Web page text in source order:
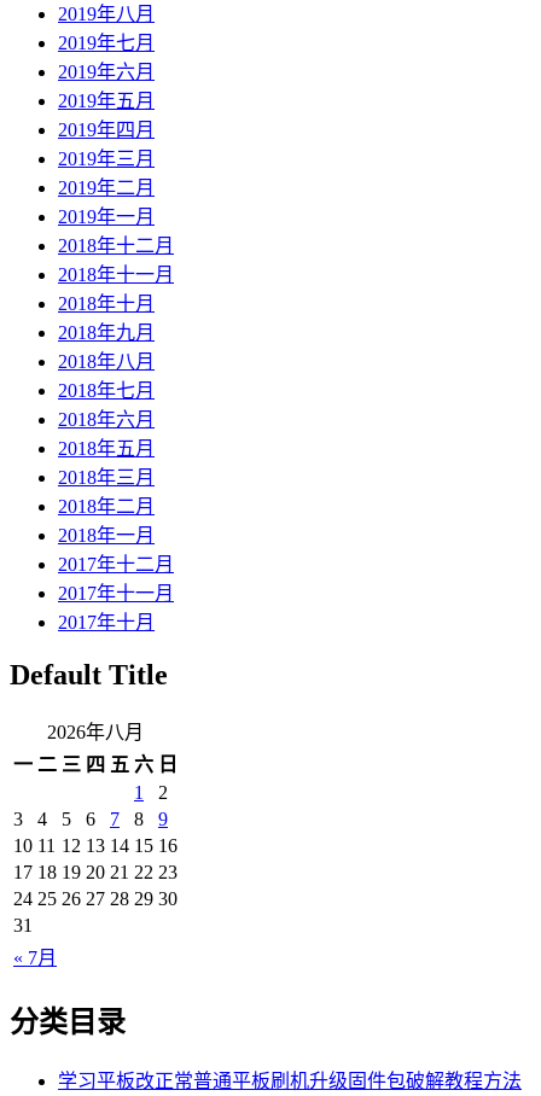
2019年八月
2019年七月
2019年六月
2019年五月
2019年四月
2019年三月
2019年二月
2019年一月
2018年十二月
2018年十一月
2018年十月
2018年九月
2018年八月
2018年七月
2018年六月
2018年五月
2018年三月
2018年二月
2018年一月
2017年十二月
2017年十一月
2017年十月
Default Title
2026年八月
一 二 三 四 五 六 日
« 7月
1
2
3
4 5 6 7 8
9
10 11 12 13 14 15 16
17 18 19 20 21 22 23
24 25 26 27 28 29 30
31
分类目录
学习平板改正常普通平板刷机升级固件包破解教程方法